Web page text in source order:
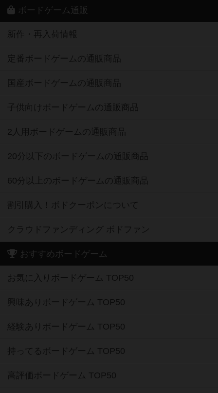
ボードゲーム通販
新作・再入荷情報
定番ボードゲームの通販商品
国産ボードゲームの通販商品
子供向けボードゲームの通販商品
2人用ボードゲームの通販商品
20分以下のボードゲームの通販商品
60分以上のボードゲームの通販商品
割引購入！ボドクーポンについて
クラウドファンディング ボドファン
おすすめボードゲーム
お気に入りボードゲーム TOP50
興味ありボードゲーム TOP50
経験ありボードゲーム TOP50
持ってるボードゲーム TOP50
高評価ボードゲーム TOP50